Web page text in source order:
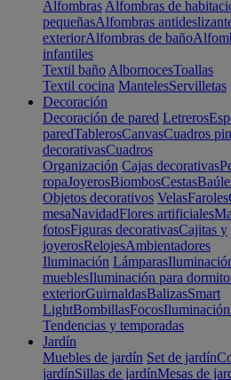
Alfombras Alfombras de
pequeñasAlfombras
exteriorAlfombras de baño
infantiles
Textil baño AlbornocesToallas
Textil cocina MantelesServilletas
Decoración
Decoración de pared Letreros
paredTablerosCanvasCuadros
decorativasCuadros
Organización Cajas decorativas
ropaJoyerosBiombosCestas
Objetos decorativos VelasFaroles
mesaNavidadFlores artificiales
fotosFiguras decorativasCajitas y
joyerosRelojesAmbientadores
Iluminación Lámparas
mueblesIluminación para
exteriorGuirnaldasBalizasSmart
LightBombillasFocos
Tendencias y temporadas
Jardín
Muebles de jardín Set de jardín
jardínSillas de jardínMesas de